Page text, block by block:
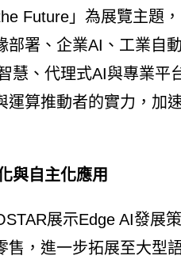
Future」為展覽主題
部署、企業AI、工業自
慧、代理式AI與專業平
運算推動者的實力，加
與自主化應用
展示Edge AI發展
售，進一步拓展至大型